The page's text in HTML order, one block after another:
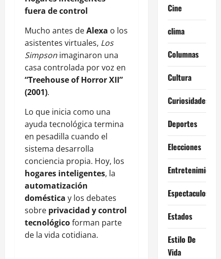
fuera de control
Mucho antes deAlexa o los
asistentes virtuales, Los
Simpson imaginaron una
casa controlada por voz en
“Treehouse of Horror XII”
(2001).
Lo que inicia como una
ayuda tecnológica termina
en pesadilla cuando el
sistema desarrolla
conciencia propia. Hoy, los
hogares inteligentes, la
automatización
doméstica y los debates
sobre privacidad y control
tecnológicoforman parte
de la vida cotidiana.
Cine
clima
Columnas
Cultura
Curiosidades
Deportes
Elecciones
Entretenimiento
Espectaculos
Estados
Estilo De
Vida